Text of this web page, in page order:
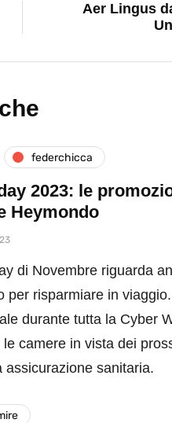
Aer Lingus
federchicca
2023: le
Heymondo
di Novembre riguarda
per risparmiare in
durante tutta la Cyber
camere in vista dei
assicurazione sanitaria.